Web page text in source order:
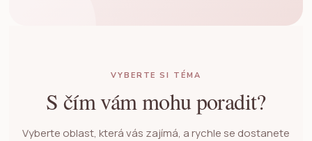
VYBERTE SI TÉMA
S čím vám mohu poradit?
Vyberte oblast, která vás zajímá, a rychle se dostanete